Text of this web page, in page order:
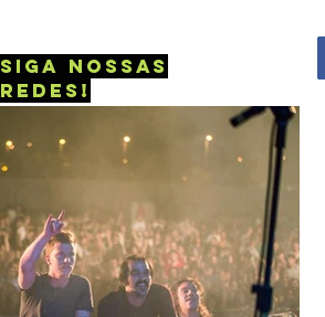
siga nossas
redes!